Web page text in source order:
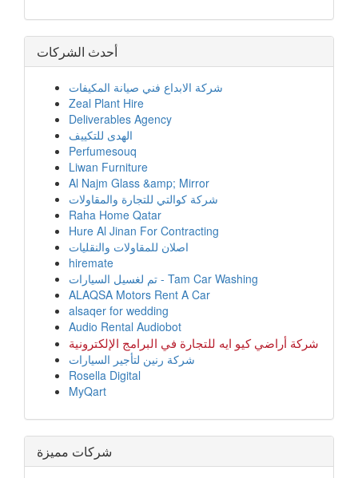
أحدث الشركات
شركة الابداع فني صيانة المكيفات
Zeal Plant Hire
Deliverables Agency
الهدى للتكييف
Perfumesouq
Liwan Furniture
Al Najm Glass &amp; Mirror
شركة كوالتي للتجارة والمقاولات
Raha Home Qatar
Hure Al Jinan For Contracting
اصلان للمقاولات والنقليات
hiremate
تم لغسيل السيارات - Tam Car Washing
ALAQSA Motors Rent A Car
alsaqer for wedding
Audio Rental Audiobot
شركة أراضي كيو ايه للتجارة في البرامج الإلكترونية
شركة رنين لتأجير السيارات
Rosella Digital
MyQart
شركات مميزة